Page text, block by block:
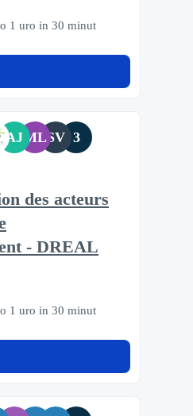
1 uro in 30 minut
AJ MLSV 3
des acteurs
- DREAL
1 uro in 30 minut